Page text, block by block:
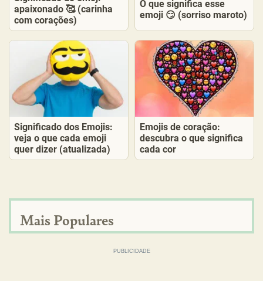
apaixonado 🥰 (carinha
com corações)
O que significa esse
emoji 😏 (sorriso maroto)
Significado dos Emojis:
veja o que cada emoji
quer dizer (atualizada)
Emojis de coração:
descubra o que significa
cada cor
Mais Populares